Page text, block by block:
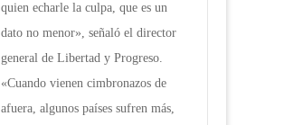
quien echarle la culpa, que es un
dato no menor», señaló el director
general de Libertad y Progreso.
«Cuando vienen cimbronazos de
afuera, algunos países sufren más,